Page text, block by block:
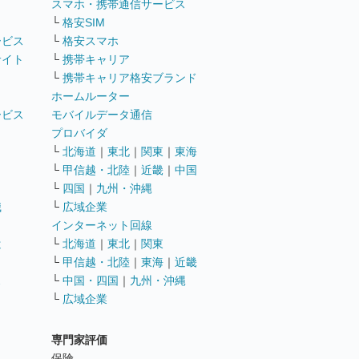
ス
ト
ス
スマホ・携帯通信サービス
└ 格安SIM
└ 格安スマホ
└ 携帯キャリア
└ 携帯キャリア格安ブランド
ホームルーター
モバイルデータ通信
プロバイダ
└ 北海道 ｜ 東北 ｜ 関東 ｜ 東海
└ 甲信越・北陸 ｜ 近畿 ｜ 中国
└ 四国 ｜ 九州・沖縄
└ 広域企業
インターネット回線
└ 北海道 ｜ 東北 ｜ 関東
└ 甲信越・北陸 ｜ 東海 ｜ 近畿
└ 中国・四国 ｜ 九州・沖縄
└ 広域企業
専門家評価